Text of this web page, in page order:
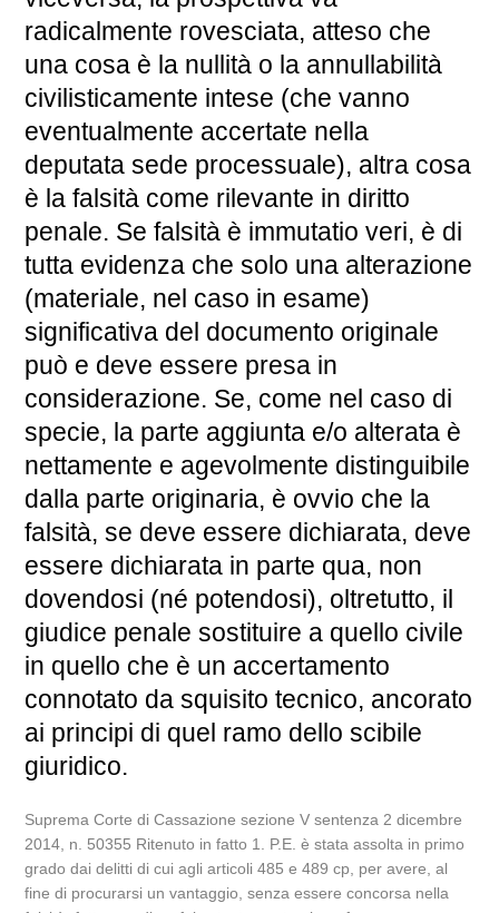
radicalmente rovesciata, atteso che
una cosa è la nullità o la annullabilità
civilisticamente intese (che vanno
eventualmente accertate nella
deputata sede processuale), altra cosa
è la falsità come rilevante in diritto
penale. Se falsità è immutatio veri, è di
tutta evidenza che solo una alterazione
(materiale, nel caso in esame)
significativa del documento originale
può e deve essere presa in
considerazione. Se, come nel caso di
specie, la parte aggiunta e/o alterata è
nettamente e agevolmente distinguibile
dalla parte originaria, è ovvio che la
falsità, se deve essere dichiarata, deve
essere dichiarata in parte qua, non
dovendosi (né potendosi), oltretutto, il
giudice penale sostituire a quello civile
in quello che è un accertamento
connotato da squisito tecnico, ancorato
ai principi di quel ramo dello scibile
giuridico.
Suprema Corte di Cassazione sezione V sentenza 2 dicembre
2014, n. 50355 Ritenuto in fatto 1. P.E. è stata assolta in primo
grado dai delitti di cui agli articoli 485 e 489 cp, per avere, al
fine di procurarsi un vantaggio, senza essere concorsa nella